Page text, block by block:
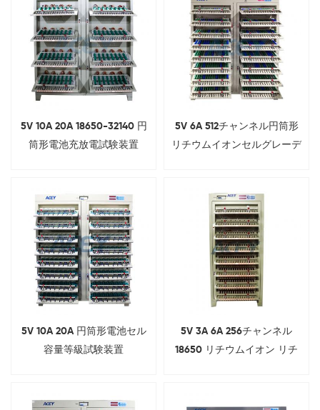
5V 10A 20A 18650-32140 円
筒形電池充放電試験装置
5V 6A 512チャンネル円筒形
リチウムイオンセルグレーデ
5V 10A 20A 円筒形電池セル
容量等級試験装置
5V 3A 6A 256チャンネル
18650 リチウムイオン リチ